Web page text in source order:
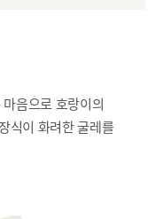
음으로 호랑이의
식이 화려한 굴레를